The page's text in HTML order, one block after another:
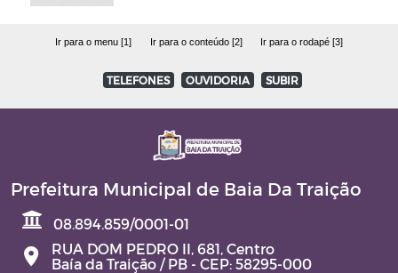
Ir para o menu [1] Ir para o conteúdo [2] Ir para o rodapé [3]
TELEFONES OUVIDORIA SUBIR
Prefeitura Municipal de Baia Da Traição
08.894.859/0001-01
RUA DOM PEDRO II, 681, Centro
Baía da Traição / PB - CEP: 58295-000